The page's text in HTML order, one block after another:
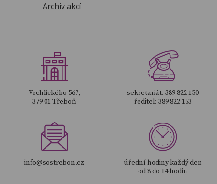
Archiv akcí
Vrchlického 567,
379 01 Třeboň
sekretariát: 389 822 150
ředitel: 389 822 153
info@sostrebon.cz
úřední hodiny každý den
od 8 do 14 hodin